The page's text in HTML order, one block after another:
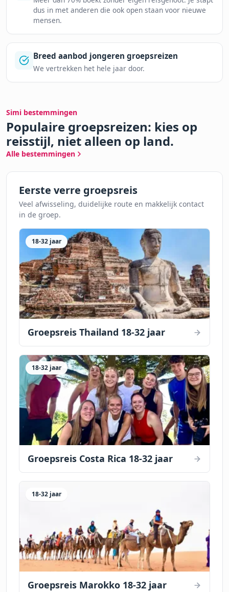
dus in met anderen die ook open staan voor nieuwe
mensen.
Breed aanbod jongeren groepsreizen
We vertrekken het hele jaar door.
Simi bestemmingen
Populaire groepsreizen: kies op
reisstijl, niet alleen op land.
Alle bestemmingen
Eerste verre groepsreis
Veel afwisseling, duidelijke route en makkelijk contact
in de groep.
18-32 jaar
Groepsreis Thailand 18-32 jaar
18-32 jaar
Groepsreis Costa Rica 18-32 jaar
18-32 jaar
Groepsreis Marokko 18-32 jaar